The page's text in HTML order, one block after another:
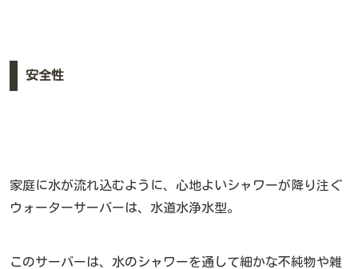
安全性
家庭に水が流れ込むように、心地よいシャワーが降り注ぐ
ウォーターサーバーは、水道水浄水型。
このサーバーは、水のシャワーを通して細かな不純物や雑